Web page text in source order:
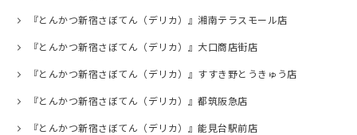
『とんかつ新宿さぼてん（デリカ）』湘南テラスモール店
『とんかつ新宿さぼてん（デリカ）』大口商店街店
『とんかつ新宿さぼてん（デリカ）』すすき野とうきゅう店
『とんかつ新宿さぼてん（デリカ）』都筑阪急店
『とんかつ新宿さぼてん（デリカ）』能見台駅前店